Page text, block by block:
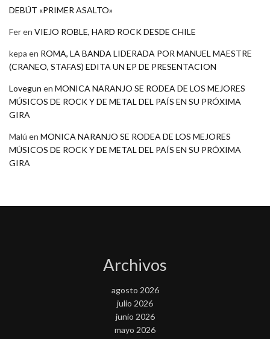
DEBÚT «PRIMER ASALTO»
Feren VIEJO ROBLE, HARD ROCK DESDE CHILE
kepa en ROMA, LA BANDA LIDERADA POR MANUEL MAESTRE
(CRANEO, STAFAS) EDITA UN EP DE PRESENTACION
Lovegun en MONICA NARANJO SE RODEA DE LOS MEJORES
MÚSICOS DE ROCK Y DE METAL DEL PAÍS EN SU PRÓXIMA
GIRA
Malú en MONICA NARANJO SE RODEA DE LOS MEJORES
MÚSICOS DE ROCK Y DE METAL DEL PAÍS EN SU PRÓXIMA
GIRA
Archivos
agosto 2026
julio 2026
junio 2026
mayo 2026